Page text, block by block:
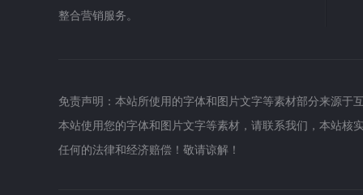
整合营销服务。
免责声明：本站所使用的字体和图片文字等素材部分来源
本站使用您的字体和图片文字等素材，请联系我们，本站
任何的法律和经济赔偿！敬请谅解！